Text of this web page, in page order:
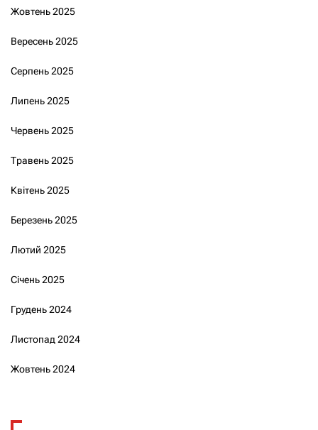
Жовтень 2025
Вересень 2025
Серпень 2025
Липень 2025
Червень 2025
Травень 2025
Квітень 2025
Березень 2025
Лютий 2025
Січень 2025
Грудень 2024
Листопад 2024
Жовтень 2024